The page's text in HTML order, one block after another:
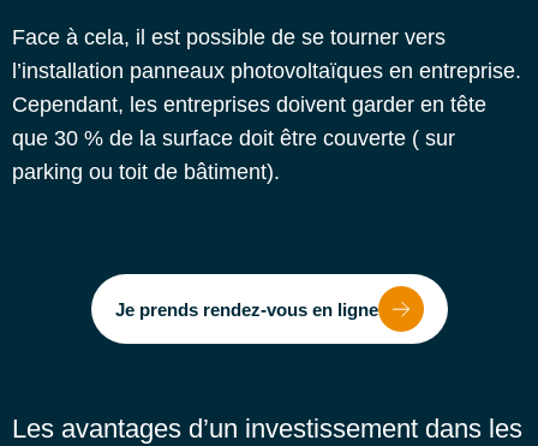
Face à cela, il est possible de se tourner vers
l’installation panneaux photovoltaïques en entreprise.
Cependant, les entreprises doivent garder en tête
que 30 % de la surface doit être couverte ( sur
parking ou toit de bâtiment).
Je prends rendez-vous en ligne
Les avantages d’un investissement dans les